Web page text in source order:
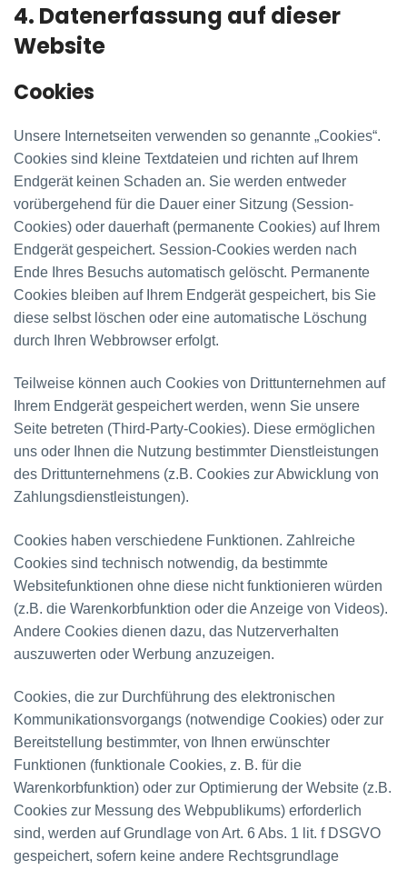
4. Datenerfassung auf dieser
Website
Cookies
Unsere Internetseiten verwenden so genannte „Cookies“.
Cookies sind kleine Textdateien und richten auf Ihrem
Endgerät keinen Schaden an. Sie werden entweder
vorübergehend für die Dauer einer Sitzung (Session-
Cookies) oder dauerhaft (permanente Cookies) auf Ihrem
Endgerät gespeichert. Session-Cookies werden nach
Ende Ihres Besuchs automatisch gelöscht. Permanente
Cookies bleiben auf Ihrem Endgerät gespeichert, bis Sie
diese selbst löschen oder eine automatische Löschung
durch Ihren Webbrowser erfolgt.
Teilweise können auch Cookies von Drittunternehmen auf
Ihrem Endgerät gespeichert werden, wenn Sie unsere
Seite betreten (Third-Party-Cookies). Diese ermöglichen
uns oder Ihnen die Nutzung bestimmter Dienstleistungen
des Drittunternehmens (z.B. Cookies zur Abwicklung von
Zahlungsdienstleistungen).
Cookies haben verschiedene Funktionen. Zahlreiche
Cookies sind technisch notwendig, da bestimmte
Websitefunktionen ohne diese nicht funktionieren würden
(z.B. die Warenkorbfunktion oder die Anzeige von Videos).
Andere Cookies dienen dazu, das Nutzerverhalten
auszuwerten oder Werbung anzuzeigen.
Cookies, die zur Durchführung des elektronischen
Kommunikationsvorgangs (notwendige Cookies) oder zur
Bereitstellung bestimmter, von Ihnen erwünschter
Funktionen (funktionale Cookies, z. B. für die
Warenkorbfunktion) oder zur Optimierung der Website (z.B.
Cookies zur Messung des Webpublikums) erforderlich
sind, werden auf Grundlage von Art. 6 Abs. 1 lit. f DSGVO
gespeichert, sofern keine andere Rechtsgrundlage